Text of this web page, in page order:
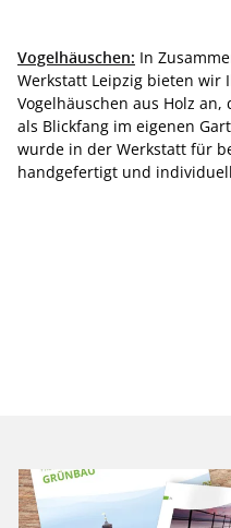
Vogelhäuschen: In
Werkstatt Leipzig bieten wir
Vogelhäuschen aus Holz
als Blickfang im eigenen
wurde in der Werkstatt für
handgefertigt und